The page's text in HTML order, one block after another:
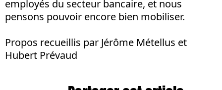
employés du secteur bancaire, et nous
pensons pouvoir encore bien mobiliser.
Propos recueillis par Jérôme Métellus et
Hubert Prévaud